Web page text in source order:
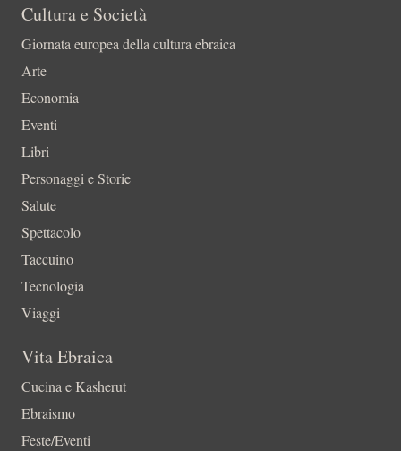
Cultura e Società
Giornata europea della cultura ebraica
Arte
Economia
Eventi
Libri
Personaggi e Storie
Salute
Spettacolo
Taccuino
Tecnologia
Viaggi
Vita Ebraica
Cucina e Kasherut
Ebraismo
Feste/Eventi